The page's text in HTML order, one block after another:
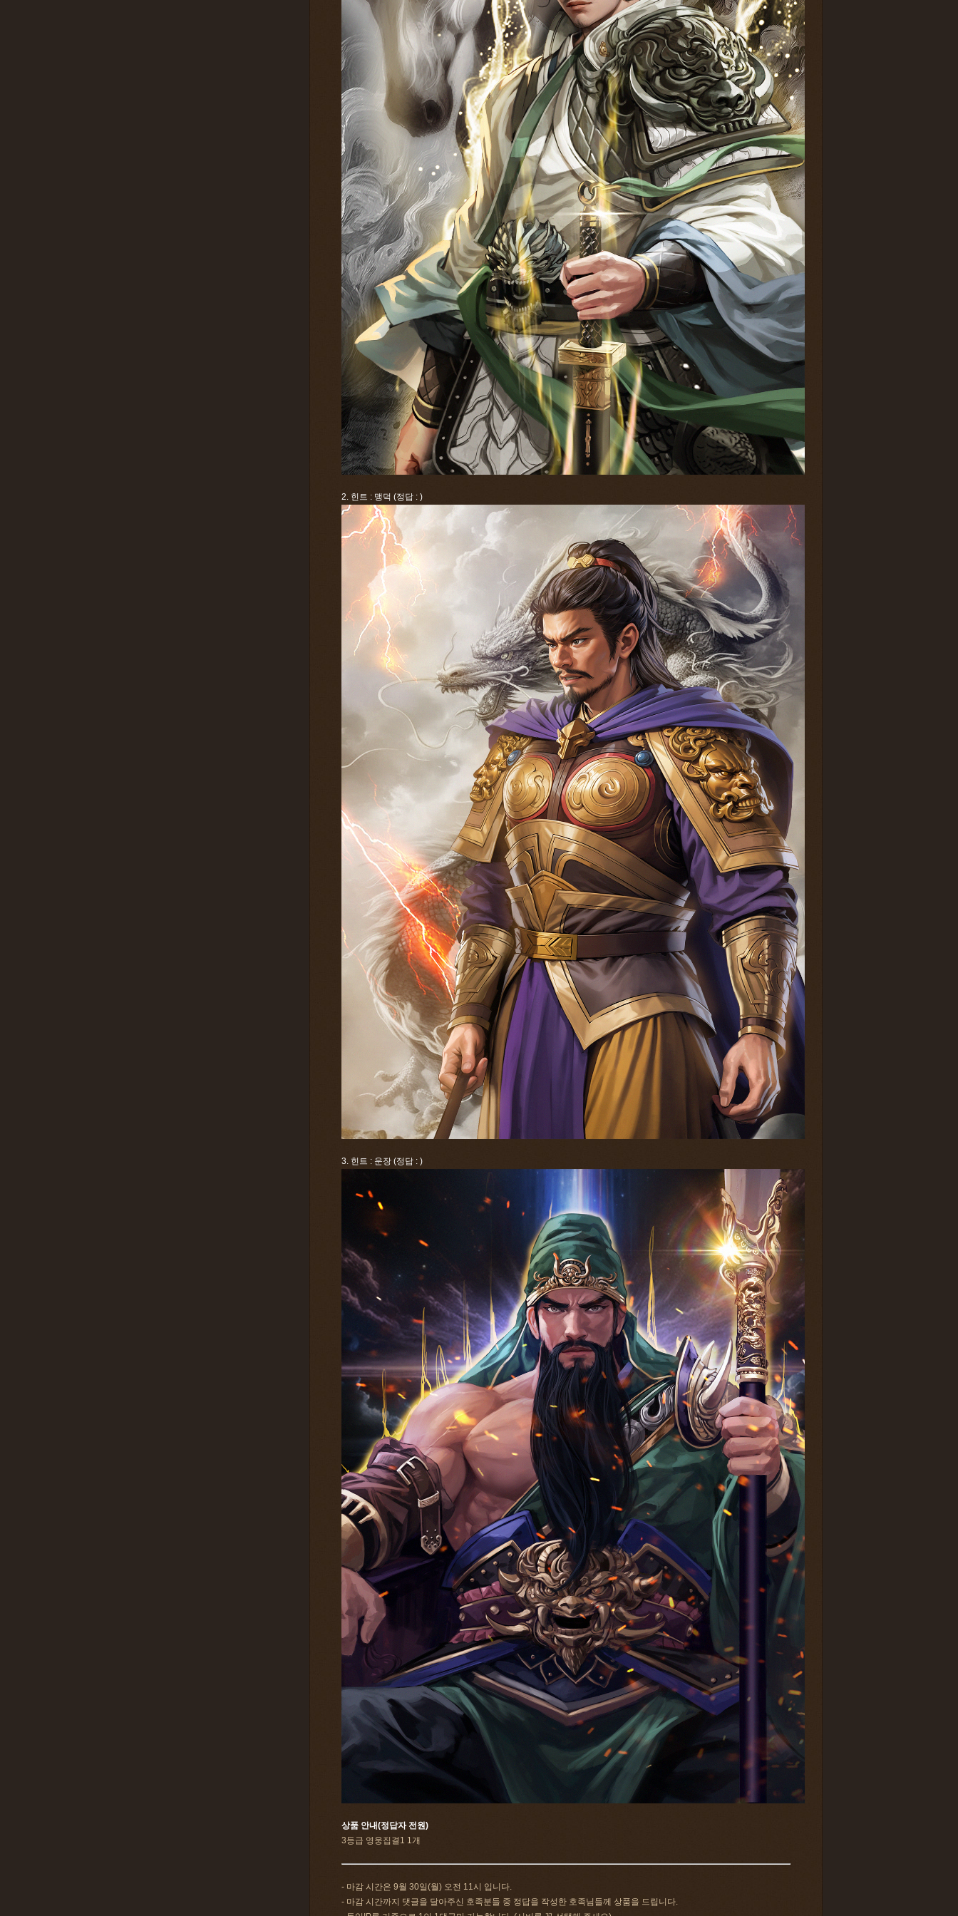
2. 힌트 : 맹덕 (정답 : )
3. 힌트 : 운장 (정답 : )
상품 안내(정답자 전원)
3등급 영웅집결1 1개
- 마감 시간은 9월 30일(월) 오전 11시 입니다.
- 마감 시간까지 댓글을 달아주신 호족분들 중 정답을 작성한 호족님들께 상품을 드립니다.